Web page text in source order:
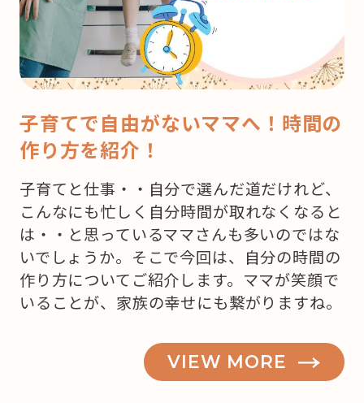
子育てで自由がないママへ！時間の
作り方を紹介！
子育てと仕事・・自分で選んだ道だけれど、
こんなにも忙しく自分時間が取れなくなると
は・・と思っているママさんも多いのではな
いでしょうか。そこで今回は、自分の時間の
作り方についてご紹介します。ママが笑顔で
いることが、家族の幸せにも繋がりますね。
VIEW MORE